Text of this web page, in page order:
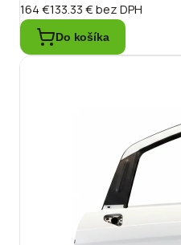
164 €133.33 €bez DPH
Do košíka